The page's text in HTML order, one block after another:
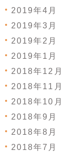
2019年4月
2019年3月
2019年2月
2019年1月
2018年12月
2018年11月
2018年10月
2018年9月
2018年8月
2018年7月